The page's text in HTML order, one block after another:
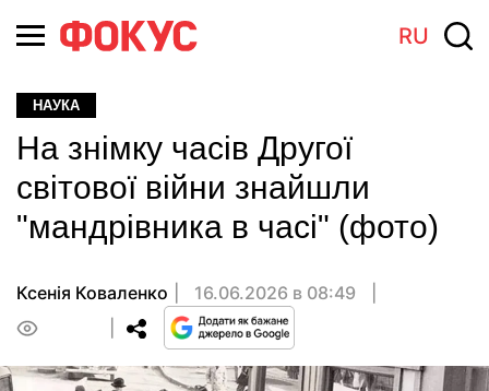
RU
НАУКА
На знімку часів Другої
світової війни знайшли
"мандрівника в часі" (фото)
Ксенія Коваленко
16.06.2026 в 08:49